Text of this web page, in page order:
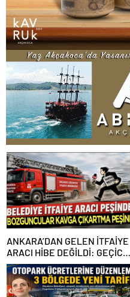
ANKARA’DAN GELEN İTFAİYE
ARACI HİBE DEĞİLDİ: GEÇİCİ
GÖREVLENDİRME SONA ERDİ